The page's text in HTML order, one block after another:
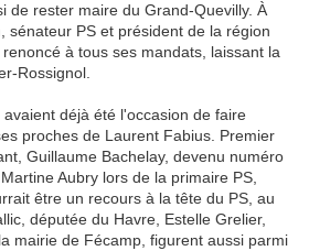
de rester maire du Grand-Quevilly. À
sénateur PS et président de la région
à tous ses mandats, laissant la
Rossignol.
déjà été l'occasion de faire
proches de Laurent Fabius. ­Premier
Guillaume Bachelay, devenu numéro
Aubry lors de la primaire PS,
être un recours à la tête du PS, au
députée du Havre, Estelle Grelier,
mairie de Fécamp, figurent aussi parmi